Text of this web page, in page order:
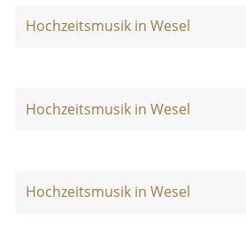
Hochzeitsmusik in Wesel
Hochzeitsmusik in Wesel
Hochzeitsmusik in Wesel